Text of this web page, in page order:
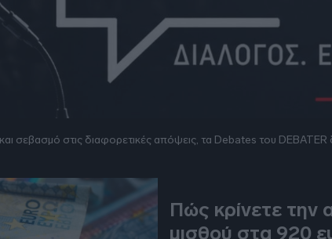
σεβασμό στις διαφορετικές απόψεις, τα Debates του
Πώς κρίνετε την
μισθού στα 920